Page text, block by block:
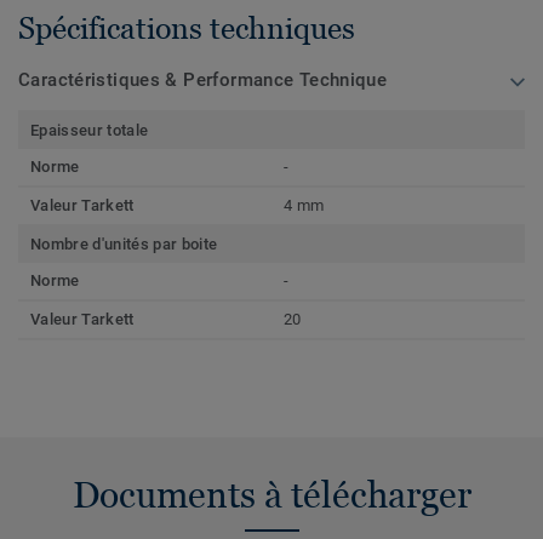
Spécifications techniques
Caractéristiques & Performance Technique
Epaisseur totale
Norme
-
Valeur Tarkett 4 mm
Nombre d'unités par boite
Norme
-
Valeur Tarkett 20
Documents à télécharger